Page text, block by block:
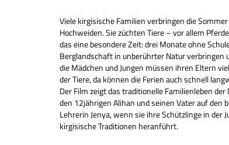
Viele kirgisische Familien verbringendie
Hochweiden. Sie züchten Tiere –vor allem
das eine besondereZeit: drei Monate ohne
Berglandschaftin unberührter Natur verbringen
dieMädchen und Jungen müssen ihren Eltern
der Tiere, da können die Ferien auch schnell
Der Film zeigtdas traditionelleFamilienleben
den 12jährigen Alihan und seinen Vater auf den
Lehrerin Jenya, wenn sie ihre Schützlinge in der
kirgisische Traditionen heranführt.